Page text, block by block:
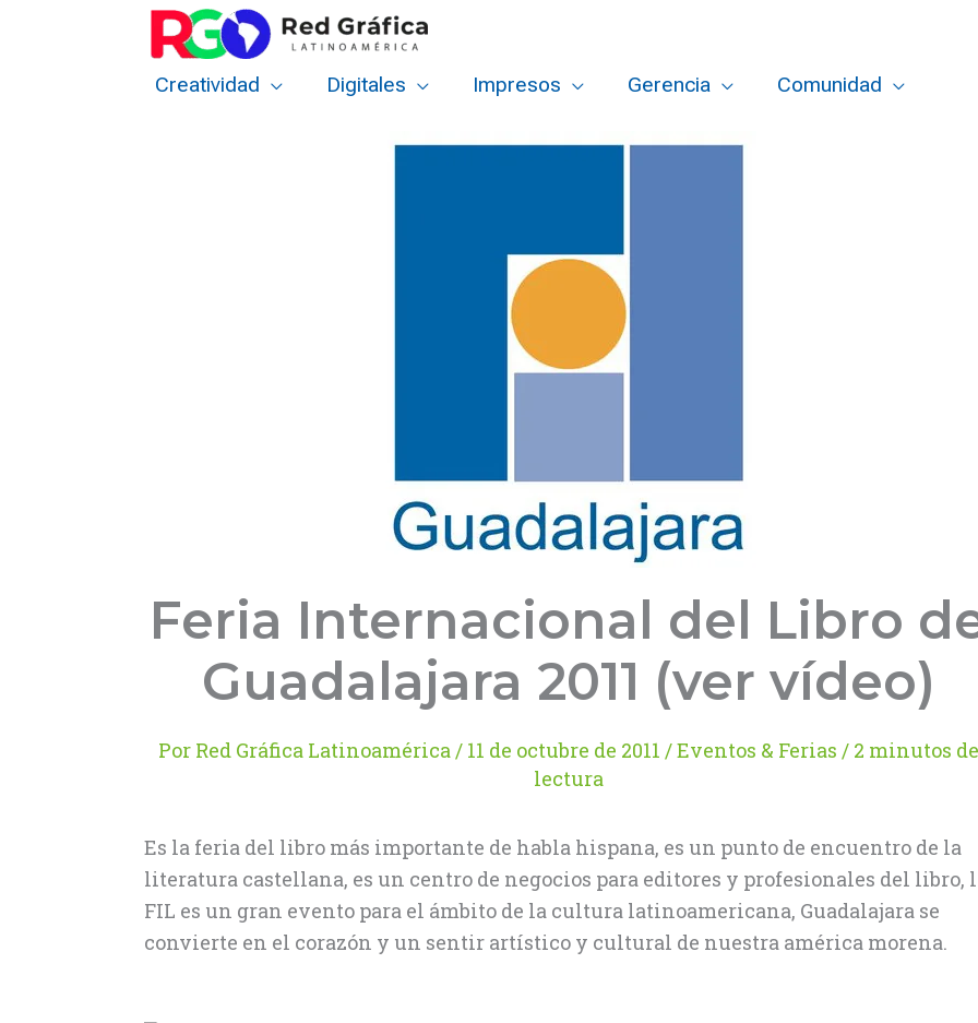
Creatividad Digitales Impresos Gerencia Comunidad
Feria Internacional del Libro
Guadalajara 2011 (ver vídeo)
Por Red Gráfica Latinoamérica/ 11 de octubre de 2011 /Eventos & Ferias / 2 minutos de
lectura
Es la feria del libro más importante de habla hispana, es un punto de encuentro de la
literatura castellana, es un centro de negocios para editores y profesionales del libro,
FIL es un gran evento para el ámbito de la cultura latinoamericana, Guadalajara se
convierte en el corazón y un sentir artístico y cultural de nuestra américa morena.